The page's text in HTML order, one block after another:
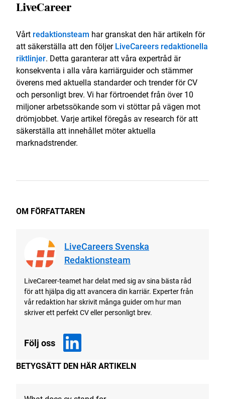
LiveCareer
Vårt redaktionsteam har granskat den här artikeln för
att säkerställa att den följerLiveCareers redaktionella
riktlinjer. Detta garanterar att våra expertråd är
konsekventa i alla våra karriärguider och stämmer
överens med aktuella standarder och trender för CV
och personligt brev. Vi har förtroendet från över 10
miljoner arbetssökande som vi stöttar på vägen mot
drömjobbet. Varje artikel föregås av research för att
säkerställa att innehållet möter aktuella
marknadstrender.
OM FÖRFATTAREN
LiveCareers Svenska
Redaktionsteam
LiveCareer-teamet har delat med sig av sina bästa råd
för att hjälpa dig att avancera din karriär. Experter från
vår redaktion har skrivit många guider om hur man
skriver ett perfekt CV eller personligt brev.
Följ oss
BETYGSÄTT DEN HÄR ARTIKELN